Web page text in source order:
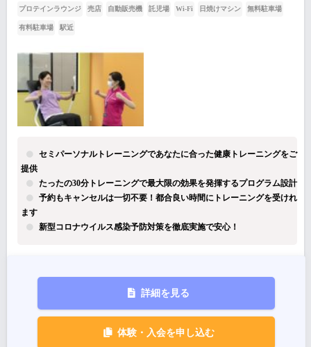
プロテインラウンジ 売店 自動販売機 託児場 Wi-Fi 日焼けマシン 無料駐車場
有料駐車場 駅近
セミパーソナルトレーニングであなたに合った健康トレーニングをご
提供
たったの30分トレーニングで最大限の効果を発揮するプログラム設計
予約もキャンセルは一切不要！都合良い時間にトレーニングを受けれ
ます
新型コロナウイルス感染予防対策を徹底実施で安心！
詳細を見る
体験・入会を申し込む